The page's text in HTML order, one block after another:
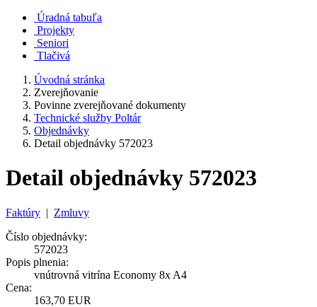
Úradná tabuľa
Projekty
Seniori
Tlačivá
Úvodná stránka
Zverejňovanie
Povinne zverejňované dokumenty
Technické služby Poltár
Objednávky
Detail objednávky 572023
Detail objednávky 572023
Faktúry | Zmluvy
Číslo objednávky:
572023
Popis plnenia:
vnútrovná vitrína Economy 8x A4
Cena:
163,70 EUR